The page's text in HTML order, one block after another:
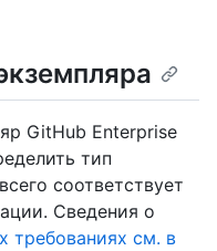
GitHub Enterprise
тип
соответствует
Сведения о
требованиях см. в